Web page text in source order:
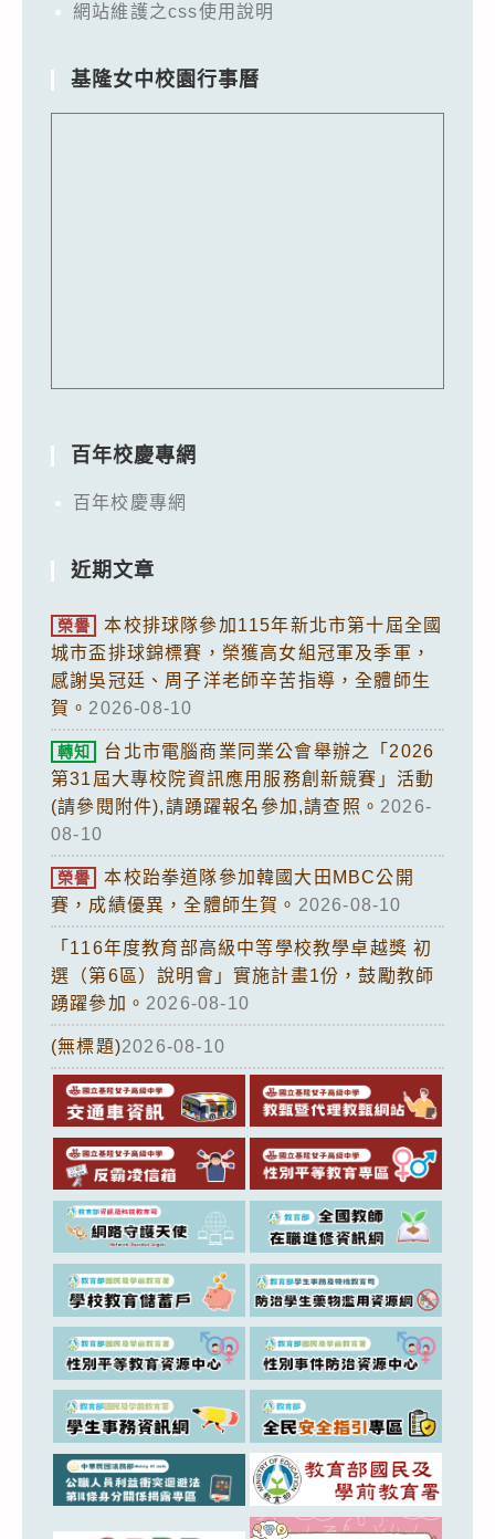
網站維護之css使用說明
基隆女中校園行事曆
百年校慶專網
百年校慶專網
近期文章
榮譽
本校排球隊參加115年新北市第十屆全國
城市盃排球錦標賽，榮獲高女組冠軍及季軍，
感謝吳冠廷、周子洋老師辛苦指導，全體師生
賀。 2026-08-10
轉知
台北市電腦商業同業公會舉辦之「2026
第31屆大專校院資訊應用服務創新競賽」活動
(請參閱附件),請踴躍報名參加,請查照。 2026-
08-10
榮譽
本校跆拳道隊參加韓國大田MBC公開
賽，成績優異，全體師生賀。 2026-08-10
「116年度教育部高級中等學校教學卓越獎 初
選（第6區）說明會」實施計畫1份，鼓勵教師
踴躍參加。 2026-08-10
(無標題)2026-08-10